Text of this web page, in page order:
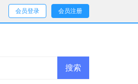
会员登录 会员注册